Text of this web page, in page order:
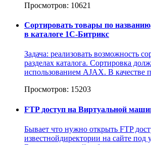
Просмотров: 10621
Сортировать товары по
в каталоге 1С-Битрикс
Задача: реализовать возможность
разделах каталога. Сортировка
использованием AJAX. В качестве
Просмотров: 15203
FTP доступ на Виртуальной
Бывает что нужно открыть FTP
известнойдиректории на сайте под